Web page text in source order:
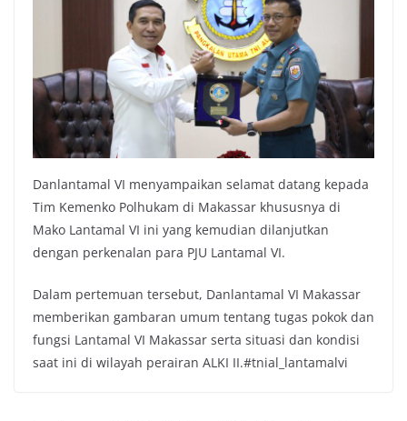
Danlantamal VI menyampaikan selamat datang kepada
Tim Kemenko Polhukam di Makassar khususnya di
Mako Lantamal VI ini yang kemudian dilanjutkan
dengan perkenalan para PJU Lantamal VI.
Dalam pertemuan tersebut, Danlantamal VI Makassar
memberikan gambaran umum tentang tugas pokok dan
fungsi Lantamal VI Makassar serta situasi dan kondisi
saat ini di wilayah perairan ALKI II.#tnial_lantamalvi